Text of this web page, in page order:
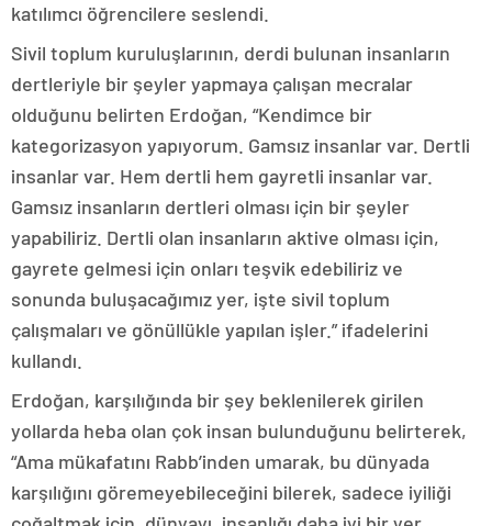
katılımcı öğrencilere seslendi.
Sivil toplum kuruluşlarının, derdi bulunan insanların
dertleriyle bir şeyler yapmaya çalışan mecralar
olduğunu belirten Erdoğan, “Kendimce bir
kategorizasyon yapıyorum. Gamsız insanlar var. Dertli
insanlar var. Hem dertli hem gayretli insanlar var.
Gamsız insanların dertleri olması için bir şeyler
yapabiliriz. Dertli olan insanların aktive olması için,
gayrete gelmesi için onları teşvik edebiliriz ve
sonunda buluşacağımız yer, işte sivil toplum
çalışmaları ve gönüllükle yapılan işler.” ifadelerini
kullandı.
Erdoğan, karşılığında bir şey beklenilerek girilen
yollarda heba olan çok insan bulunduğunu belirterek,
“Ama mükafatını Rabb’inden umarak, bu dünyada
karşılığını göremeyebileceğini bilerek, sadece iyiliği